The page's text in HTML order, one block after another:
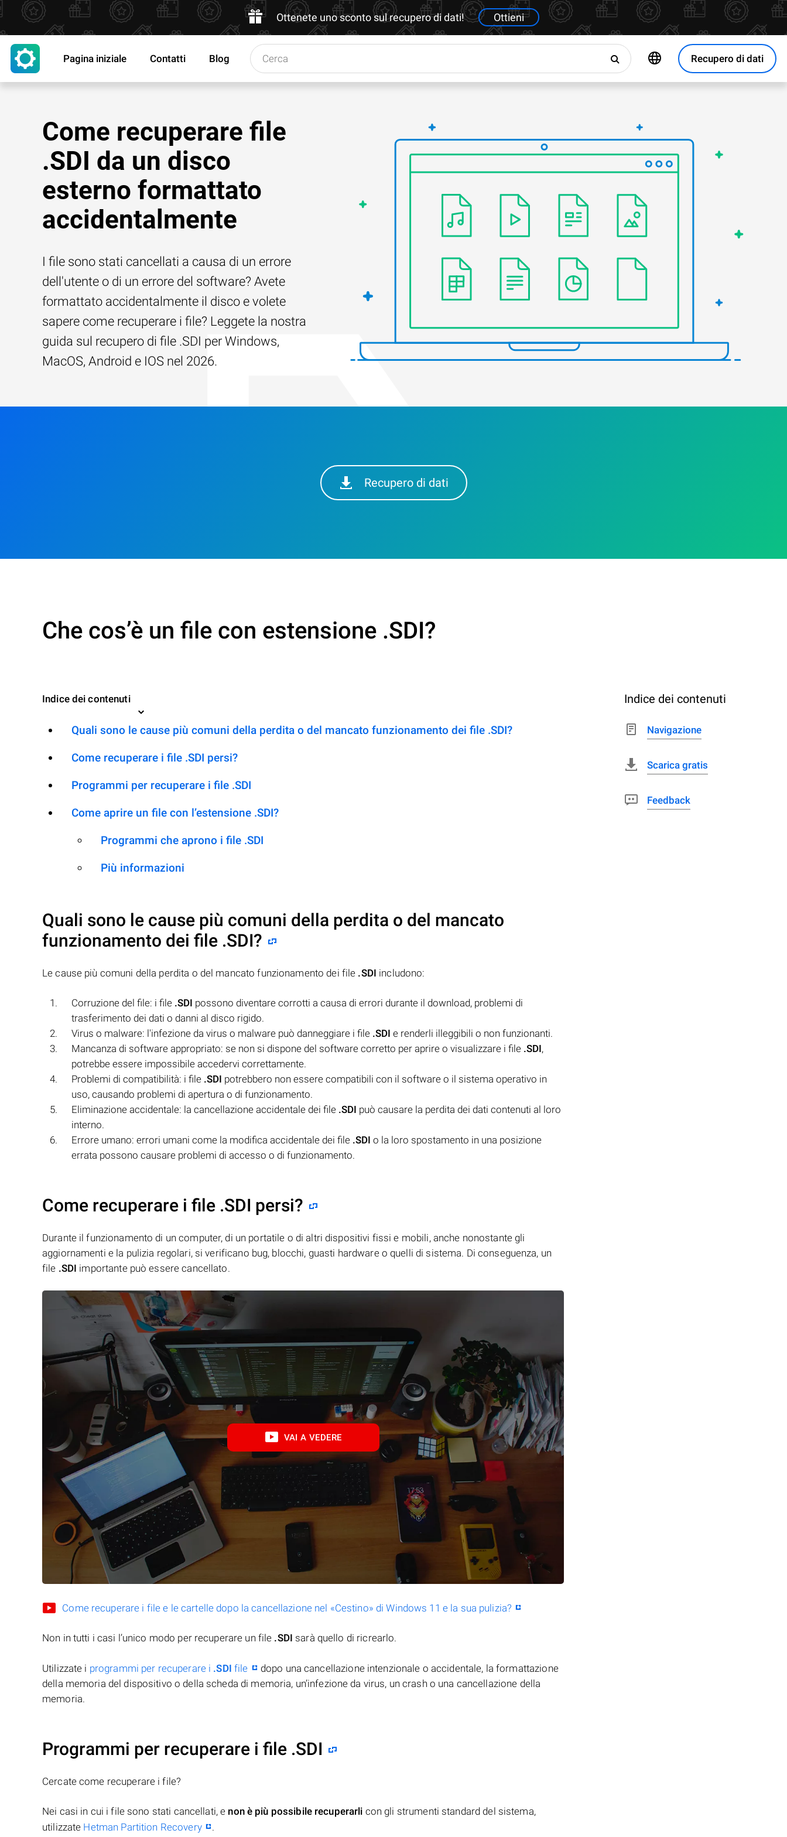
Ottenete uno sconto sul recupero di dati! Ottieni
Recupero di dati
Pagina iniziale Contatti Blog
Come recuperare file
.SDI da un disco
esterno formattato
accidentalmente
I file sono stati cancellati a causa di un errore
dell'utente o di un errore del software? Avete
formattato accidentalmente il disco e volete
sapere come recuperare i file? Leggete la nostra
guida sul recupero di file .SDI per Windows,
MacOS, Android e IOS nel 2026.
Recupero di dati
Che cos’è un file con estensione .SDI?
Indice dei contenuti
Quali sono le cause più comuni della perdita o del mancato funzionamento dei file .SDI?
Come recuperare i file .SDI persi?
Programmi per recuperare i file .SDI
Come aprire un file con l’estensione .SDI?
Programmi che aprono i file .SDI
Più informazioni
Quali sono le cause più comuni della perdita o del mancato
funzionamento dei file .SDI?
Le cause più comuni della perdita o del mancato funzionamento dei file .SDI includono:
Corruzione del file: i file .SDI possono diventare corrotti a causa di errori durante il download, problemi di
trasferimento dei dati o danni al disco rigido.
Virus o malware: l'infezione da virus o malware può danneggiare i file .SDI e renderli illeggibili o non funzionanti.
Mancanza di software appropriato: se non si dispone del software corretto per aprire o visualizzare i file .SDI,
potrebbe essere impossibile accedervi correttamente.
Problemi di compatibilità: i file .SDI potrebbero non essere compatibili con il software o il sistema operativo in
uso, causando problemi di apertura o di funzionamento.
Eliminazione accidentale: la cancellazione accidentale dei file .SDI può causare la perdita dei dati contenuti al loro
interno.
Errore umano: errori umani come la modifica accidentale dei file .SDI o la loro spostamento in una posizione
errata possono causare problemi di accesso o di funzionamento.
Come recuperare i file .SDI persi?
Durante il funzionamento di un computer, di un portatile o di altri dispositivi fissi e mobili, anche nonostante gli
aggiornamenti e la pulizia regolari, si verificano bug, blocchi, guasti hardware o quelli di sistema. Di conseguenza, un
file .SDI importante può essere cancellato.
VAI A VEDERE
Come recuperare i file e le cartelle dopo la cancellazione nel «Cestino» di Windows 11 e la sua pulizia?
Non in tutti i casi l’unico modo per recuperare un file .SDI sarà quello di ricrearlo.
Utilizzate i programmi per recuperare i .SDI file
dopo una cancellazione intenzionale o accidentale, la formattazione
della memoria del dispositivo o della scheda di memoria, un’infezione da virus, un crash o una cancellazione della
memoria.
Programmi per recuperare i file .SDI
Cercate come recuperare i file?
Nei casi in cui i file sono stati cancellati, e non è più possibile recuperarli con gli strumenti standard del sistema,
utilizzate Hetman Partition Recovery .
Indice dei contenuti
Navigazione
Scarica gratis
Feedback